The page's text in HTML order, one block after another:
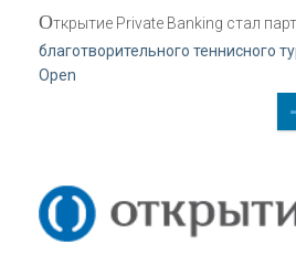
Открытие Private Banking стал
благотворительного теннисного
Open